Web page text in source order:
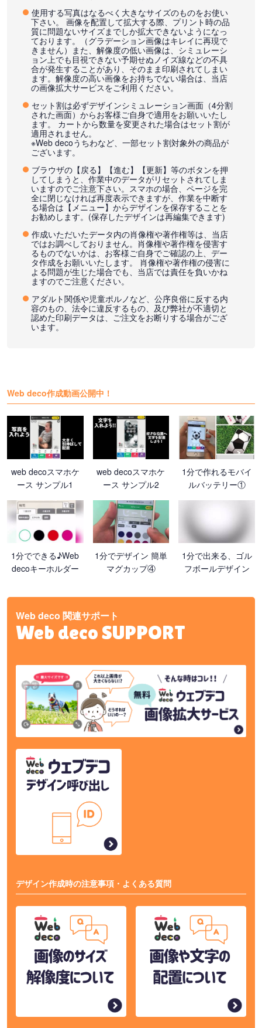
使用する写真はなるべく大きなサイズのものをお使い
下さい。 画像を配置して拡大する際、プリント時の品
質に問題ないサイズまでしか拡大できないようになっ
ております。（グラデーション画像はキレイに再現で
きません）また、解像度の低い画像は、シミュレーシ
ョン上でも目視できない予期せぬノイズ線などの不具
合が発生することがあり、そのまま印刷されてしまい
ます。解像度の高い画像をお持ちでない場合は、当店
の画像拡大サービスをご利用ください。
セット割は必ずデザインシミュレーション画面（4分割
された画面）からお客様ご自身で適用をお願いいたし
ます。 カートから数量を変更された場合はセット割が
適用されません。
※Web decoうちわなど、一部セット割対象外の商品が
ございます。
ブラウザの【戻る】【進む】【更新】等のボタンを押
してしまうと、作業中のデータがリセットされてしま
いますのでご注意下さい。スマホの場合、ページを完
全に閉じなければ再度表示できますが、作業を中断す
る場合は【メニュー】からデザインを保存することを
お勧めします。(保存したデザインは再編集できます)
作成いただいたデータ内の肖像権や著作権等は、当店
ではお調べしておりません。肖像権や著作権を侵害す
るものでないかは、お客様ご自身でご確認の上、デー
タ作成をお願いいたします。 肖像権や著作権の侵害に
よる問題が生じた場合でも、当店では責任を負いかね
ますのでご注意ください。
アダルト関係や児童ポルノなど、公序良俗に反する内
容のもの、法令に違反するもの、及び弊社が不適切と
認めた印刷データは、ご注文をお断りする場合がござ
います。
Web deco作成動画公開中！
web decoスマホケ
ース サンプル1
web decoスマホケ
ース サンプル2
1分で作れるモバイ
ルバッテリー①
1分でできる♪Web
decoキーホルダー
1分でデザイン 簡単
マグカップ④
1分で出来る、ゴル
フボールデザイン
Web deco 関連サポート
Web deco SUPPORT
デザイン作成時の注意事項・よくある質問